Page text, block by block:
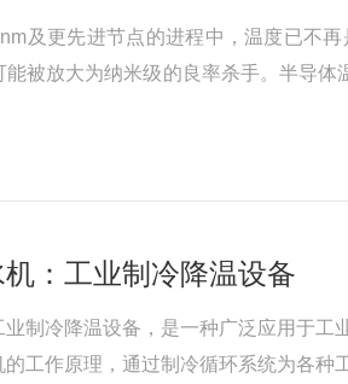
及更先进节点的进程中，温度已不
被放大为纳米级的良率杀手。半导体
：工业制冷降温设备
制冷降温设备，是一种广泛应用于
工作原理，通过制冷循环系统为各